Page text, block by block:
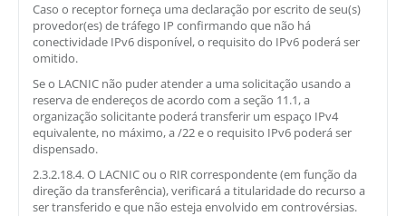
Caso o receptor forneça uma declaração por escrito de seu(s)
provedor(es) de tráfego IP confirmando que não há
conectividade IPv6 disponível, o requisito do IPv6 poderá ser
omitido.
Se o LACNIC não puder atender a uma solicitação usando a
reserva de endereços de acordo com a seção 11.1, a
organização solicitante poderá transferir um espaço IPv4
equivalente, no máximo, a /22 e o requisito IPv6 poderá ser
dispensado.
2.3.2.18.4. O LACNIC ou o RIR correspondente (em função da
direção da transferência), verificará a titularidade do recurso a
ser transferido e que não esteja envolvido em controvérsias.